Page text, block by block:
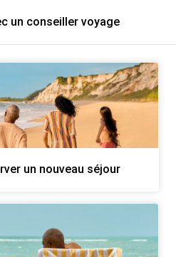
un conseiller voyage
un nouveau séjour